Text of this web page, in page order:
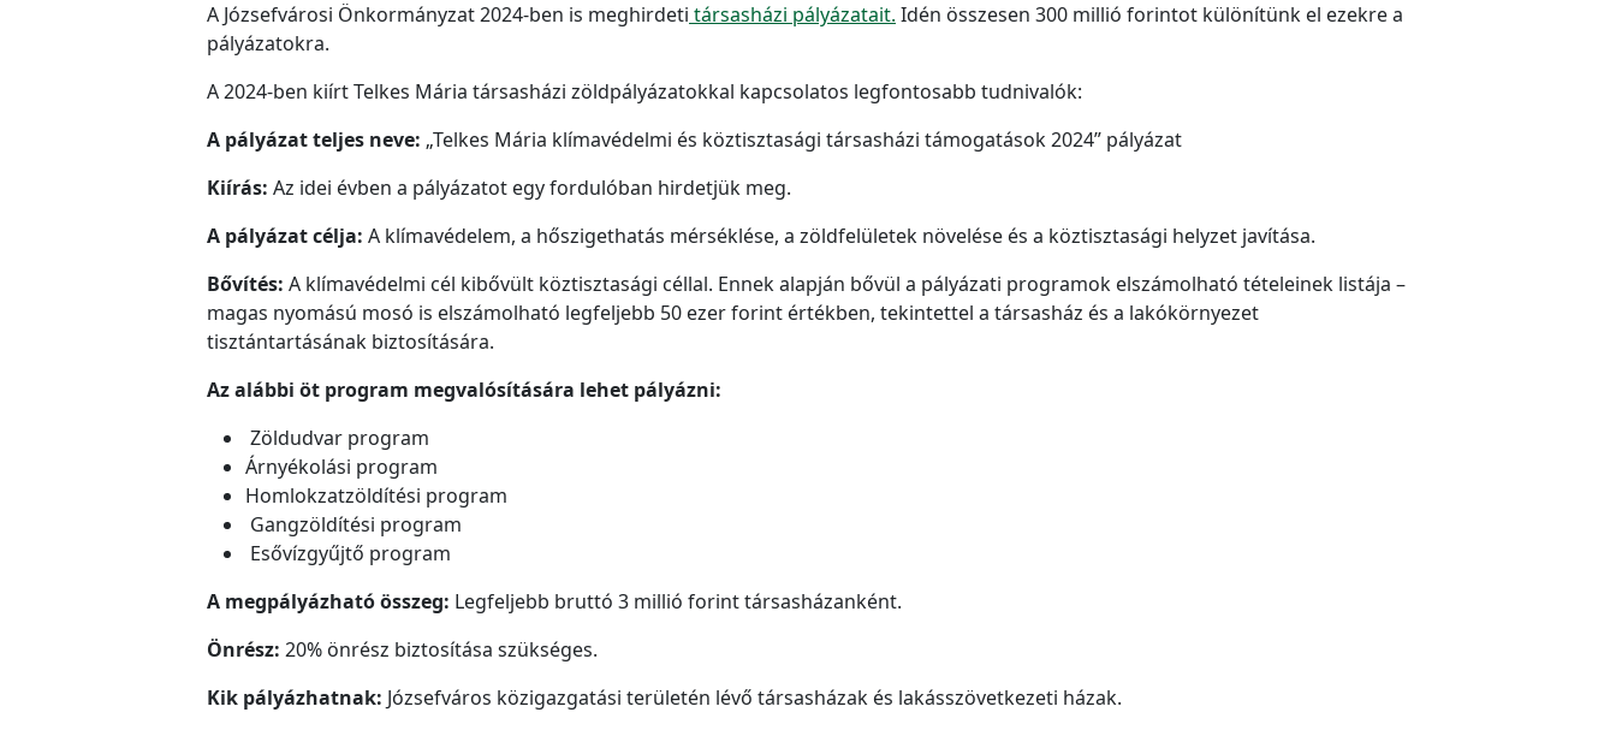
A Józsefvárosi Önkormányzat 2024-ben is meghirdeti társasházi pályázatait. Idén összesen 300 millió forintot különítünk el ezekre a
pályázatokra.
A 2024-ben kiírt Telkes Mária társasházi zöldpályázatokkal kapcsolatos legfontosabb tudnivalók:
A pályázat teljes neve: „Telkes Mária klímavédelmi és köztisztasági társasházi támogatások 2024” pályázat
Kiírás: Az idei évben a pályázatot egy fordulóban hirdetjük meg.
A pályázat célja: A klímavédelem, a hőszigethatás mérséklése, a zöldfelületek növelése és a köztisztasági helyzet javítása.
Bővítés: A klímavédelmi cél kibővült köztisztasági céllal. Ennek alapján bővül a pályázati programok elszámolható tételeinek listája –
magas nyomású mosó is elszámolható legfeljebb 50 ezer forint értékben, tekintettel a társasház és a lakókörnyezet
tisztántartásának biztosítására.
Az alábbi öt program megvalósítására lehet pályázni:
Zöldudvar program
Árnyékolási program
Homlokzatzöldítési program
Gangzöldítési program
Esővízgyűjtő program
A megpályázható összeg: Legfeljebb bruttó 3 millió forint társasházanként.
Önrész: 20% önrész biztosítása szükséges.
Kik pályázhatnak: Józsefváros közigazgatási területén lévő társasházak és lakásszövetkezeti házak.